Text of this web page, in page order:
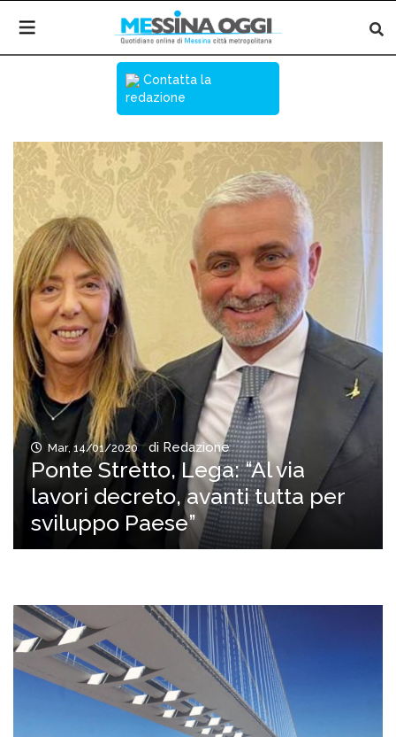
Contatta la
redazione
Mar, 14/01/2020 di Redazione
Ponte Stretto, Lega: “Al via
lavori decreto, avanti tutta per
sviluppo Paese”